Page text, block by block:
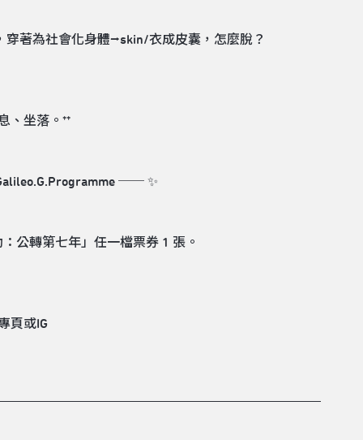
著為社會化身體⭢skin/衣成皮囊，怎麼脫？
、坐落。**
── ✨
公轉第七年」任一檔票券 1 張。
頁或IG